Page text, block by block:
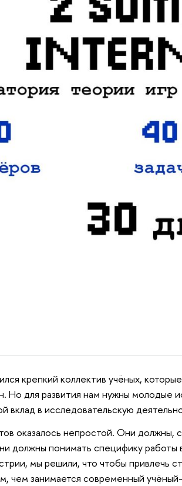
крепкий коллектив учёных,
Но для развития нам нужны молодые
вклад в исследовательскую
оказалось непростой. Они
должны понимать специфику работы
мы решили, что чтобы привлечь
чем занимается современный